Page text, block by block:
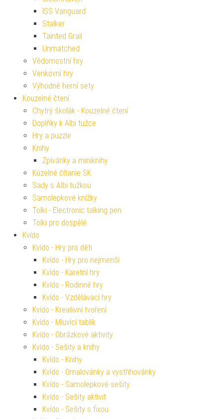
ISS Vanguard
Stalker
Tainted Grail
Unmatched
Vědomostní hry
Venkovní hry
Výhodné herní sety
Kouzelné čtení
Chytrý školák - Kouzelné čtení
Doplňky k Albi tužce
Hry a puzzle
Knihy
Zpívánky a miniknihy
Kúzelné čítanie SK
Sady s Albi tužkou
Samolepkové knížky
Tolki - Electronic talking pen
Tolki pro dospělé
Kvído
Kvído - Hry pro děti
Kvído - Hry pro nejmenší
Kvído - Karetní hry
Kvído - Rodinné hry
Kvído - Vzdělávací hry
Kvído - Kreativní tvoření
Kvído - Mluvící tablík
Kvído - Obrázkové aktivity
Kvído - Sešity a knihy
Kvído - Knihy
Kvído - Omalovánky a vystřihovánky
Kvído - Samolepkové sešity
Kvído - Sešity aktivit
Kvído - Sešity s fixou